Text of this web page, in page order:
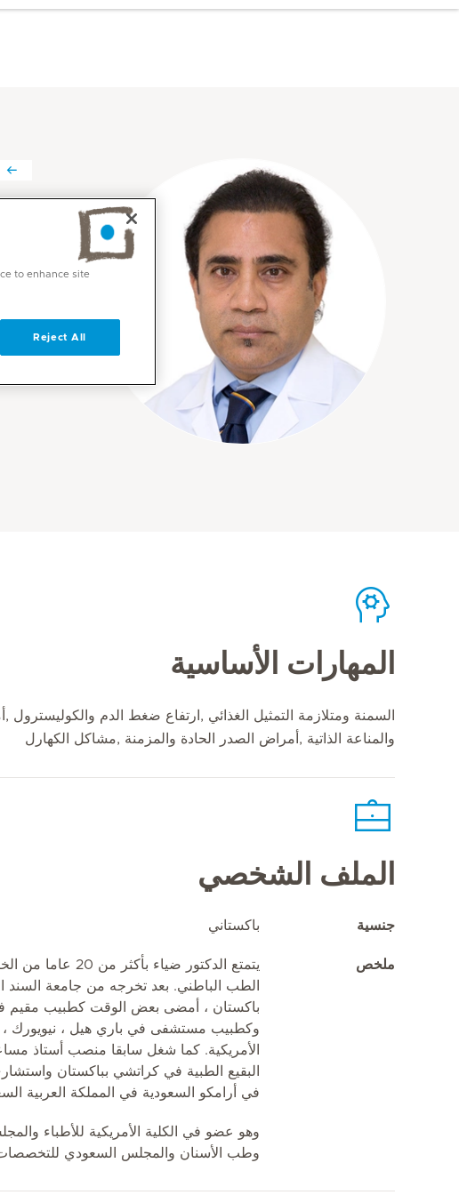
الطب
المهارات الأساسية
السمنة ومتلازمة التمثيل الغذائي ,ارتفاع ضغط الدم والكوليسترول
والمناعة الذاتية ,أمراض الصدر الحادة والمزمنة ,مشاكل الكهارل
الملف الشخصي
جنسية باكستاني
ملخص
يتمتع الدكتور ضياء
الطب الباطني. بعد تخرجه من جامعة السند
باكستان ، أمضى بعض الوقت كطبيب مقيم
وكطبيب مستشفى في باري هيل ، نيويورك ،
الأمريكية. كما شغل سابقا منصب أستاذ
البقيع الطبية في كراتشي بباكستان
في أرامكو السعودية في المملكة العربية
وهو عضو في الكلية الأمريكية للأطباء
وطب الأسنان والمجلس السعودي
to enhance site
Reject All